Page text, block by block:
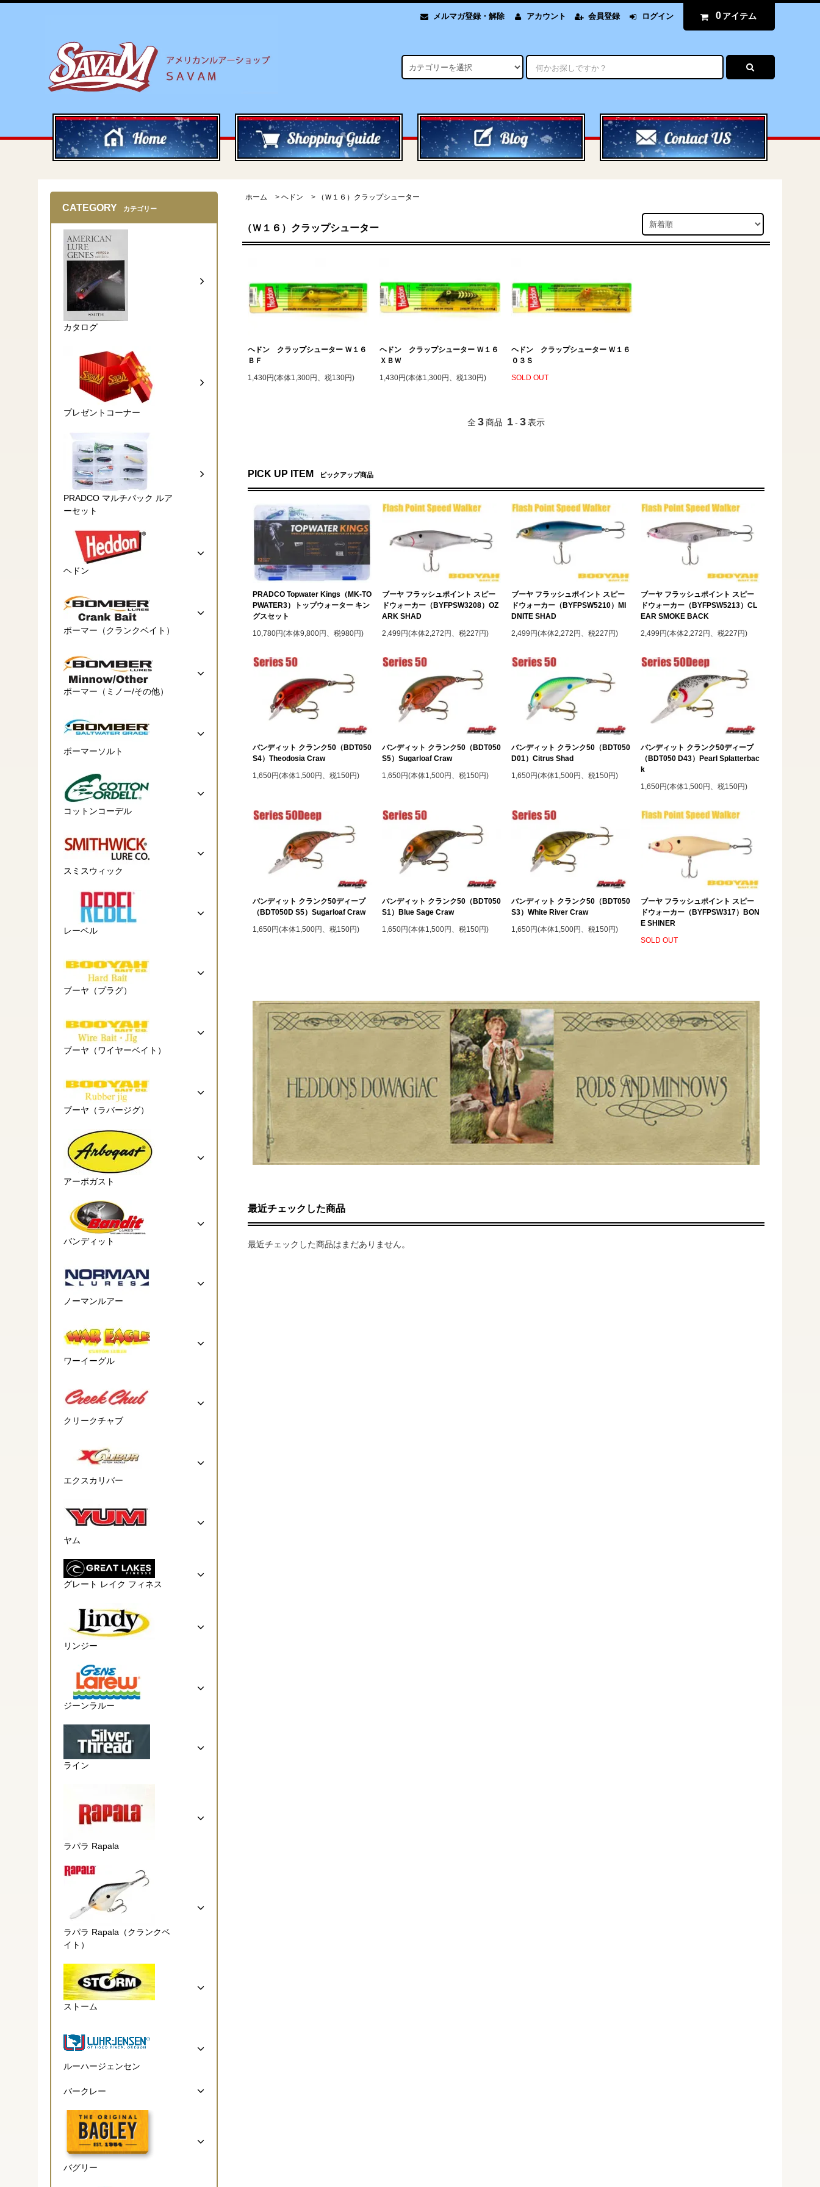
メルマガ登録・解除 アカウント 会員登録 ログイン 0 アイテム
ホーム > ヘドン > （Ｗ１６）クラップシューター
（Ｗ１６）クラップシューター
ヘドン クラップシューター Ｗ１６
ＢＦ
1,430円(本体1,300円、税130円)
ヘドン クラップシューター Ｗ１６
ＸＢＷ
1,430円(本体1,300円、税130円)
ヘドン クラップシューター Ｗ１６
０３Ｓ
SOLD OUT
全3商品 1- 3表示
PICK UP ITEM ピックアップ商品
PRADCO Topwater Kings（MK-TO
PWATER3）トップウォーター キン
グスセット
10,780円(本体9,800円、税980円)
ブーヤ フラッシュポイント スピー
ドウォーカー（BYFPSW3208）OZ
ARK SHAD
2,499円(本体2,272円、税227円)
ブーヤ フラッシュポイント スピー
ドウォーカー（BYFPSW5210）MI
DNITE SHAD
2,499円(本体2,272円、税227円)
ブーヤ フラッシュポイント スピー
ドウォーカー（BYFPSW5213）CL
EAR SMOKE BACK
2,499円(本体2,272円、税227円)
バンディット クランク50（BDT050
S4）Theodosia Craw
1,650円(本体1,500円、税150円)
バンディット クランク50（BDT050
S5）Sugarloaf Craw
1,650円(本体1,500円、税150円)
バンディット クランク50（BDT050
D01）Citrus Shad
1,650円(本体1,500円、税150円)
バンディット クランク50ディープ
（BDT050 D43）Pearl Splatterbac
k
1,650円(本体1,500円、税150円)
バンディット クランク50ディープ
（BDT050D S5）Sugarloaf Craw
1,650円(本体1,500円、税150円)
バンディット クランク50（BDT050
S1）Blue Sage Craw
1,650円(本体1,500円、税150円)
バンディット クランク50（BDT050
S3）White River Craw
1,650円(本体1,500円、税150円)
ブーヤ フラッシュポイント スピー
ドウォーカー（BYFPSW317）BON
E SHINER
SOLD OUT
最近チェックした商品
最近チェックした商品はまだありません。
CATEGORY カテゴリー
カタログ
プレゼントコーナー
PRADCO マルチパック ルア
ーセット
ヘドン
ボーマー（クランクベイト）
ボーマー（ミノー/その他）
ボーマーソルト
コットンコーデル
スミスウィック
レーベル
ブーヤ（プラグ）
ブーヤ（ワイヤーベイト）
ブーヤ（ラバージグ）
アーボガスト
バンディット
ノーマンルアー
ワーイーグル
クリークチャブ
エクスカリバー
ヤム
グレート レイク フィネス
リンジー
ジーンラルー
ライン
ラパラ Rapala
ラパラ Rapala（クランクベ
イト）
ストーム
ルーハージェンセン
バークレー
バグリー